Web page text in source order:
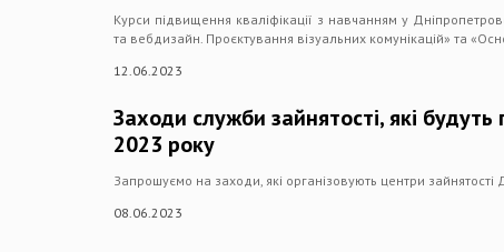
Курси підвищення кваліфікації з навчанням у
та вебдизайн. Проєктування візуальних комунікацій» та
12.06.2023
Заходи служби зайнятості, які
2023 року
Запрошуємо на заходи, які організовують центри
08.06.2023